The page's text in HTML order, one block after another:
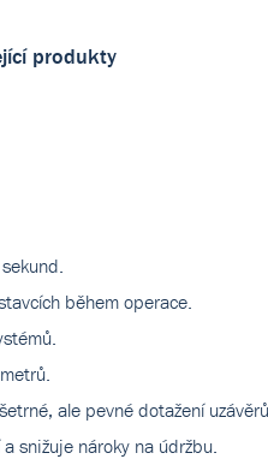
produkty
během operace.
ale pevné dotažení
snižuje nároky na údržbu.